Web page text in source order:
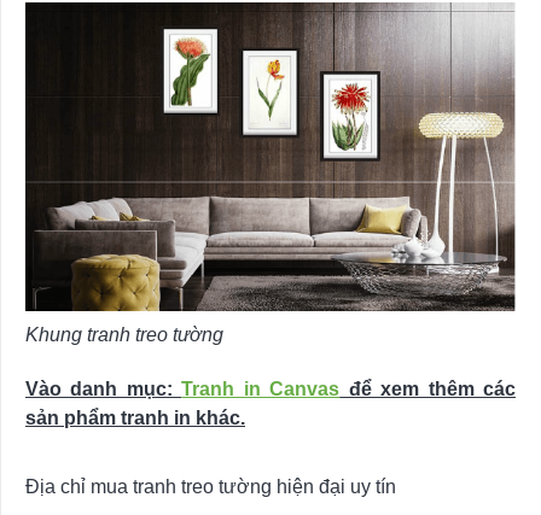
Khung tranh treo tường
Vào danh mục:Tranh in Canvas để xem thêm các
sản phẩm tranh in khác.
Địa chỉ mua tranh treo tường hiện đại uy tín